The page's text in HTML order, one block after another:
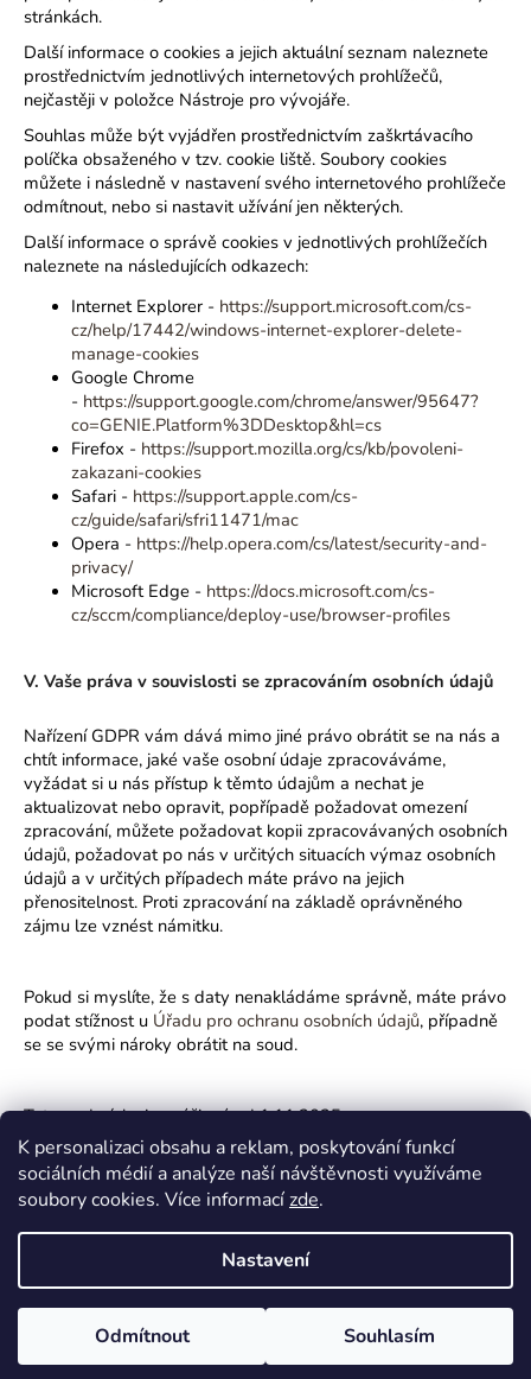
K personalizaci obsahu a reklam, poskytování funkcí
sociálních médií a analýze naší návštěvnosti využíváme
soubory cookies. Více informacízde.
Nastavení
Odmítnout Souhlasím
stránkách.
Další informace o cookies a jejich aktuální seznam naleznete
prostřednictvím jednotlivých internetových prohlížečů,
nejčastěji v položce Nástroje pro vývojáře.
Souhlas může být vyjádřen prostřednictvím zaškrtávacího
políčka obsaženého v tzv. cookie liště. Soubory cookies
můžete i následně v nastavení svého internetového prohlížeče
odmítnout, nebo si nastavit užívání jen některých.
Další informace o správě cookies v jednotlivých prohlížečích
naleznete na následujících odkazech:
Internet Explorer - https://support.microsoft.com/cs-
cz/help/17442/windows-internet-explorer-delete-
manage-cookies
Google Chrome
- https://support.google.com/chrome/answer/95647?
co=GENIE.Platform%3DDesktop&hl=cs
Firefox - https://support.mozilla.org/cs/kb/povoleni-
zakazani-cookies
Safari - https://support.apple.com/cs-
cz/guide/safari/sfri11471/mac
Opera - https://help.opera.com/cs/latest/security-and-
privacy/
Microsoft Edge - https://docs.microsoft.com/cs-
cz/sccm/compliance/deploy-use/browser-profiles
V. Vaše práva v souvislosti se zpracováním osobních údajů
Nařízení GDPR vám dává mimo jiné právo obrátit se na nás a
chtít informace, jaké vaše osobní údaje zpracováváme,
vyžádat si u nás přístup k těmto údajům a nechat je
aktualizovat nebo opravit, popřípadě požadovat omezení
zpracování, můžete požadovat kopii zpracovávaných osobních
údajů, požadovat po nás v určitých situacích výmaz osobních
údajů a v určitých případech máte právo na jejich
přenositelnost. Proti zpracování na základě oprávněného
zájmu lze vznést námitku.
Pokud si myslíte, že s daty nenakládáme správně, máte právo
podat stížnost u Úřadu pro ochranu osobních údajů, případně
se se svými nároky obrátit na soud.
Tyto podmínky jsou účinné od 1.11.2025
kpramenizdravi.cz
Copyright 2026Bylinkové království. Všechna práva vyhrazena.
Upravit nastavení cookies